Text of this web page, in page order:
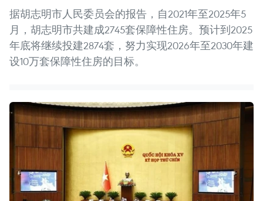
据胡志明市人民委员会的报告，自2021年至2025年5
月，胡志明市共建成2745套保障性住房。预计到2025
年底将继续投建2874套，努力实现2026年至2030年建
设10万套保障性住房的目标。